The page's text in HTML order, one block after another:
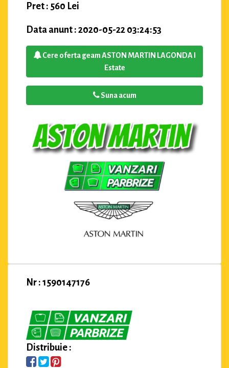
Pret : 560 Lei
Data anunt : 2020-05-22 03:24:53
Cere oferta geam ASTON MARTIN LAGONDA I
Estate
Suna acum
Nr : 1590147176
Distribuie :